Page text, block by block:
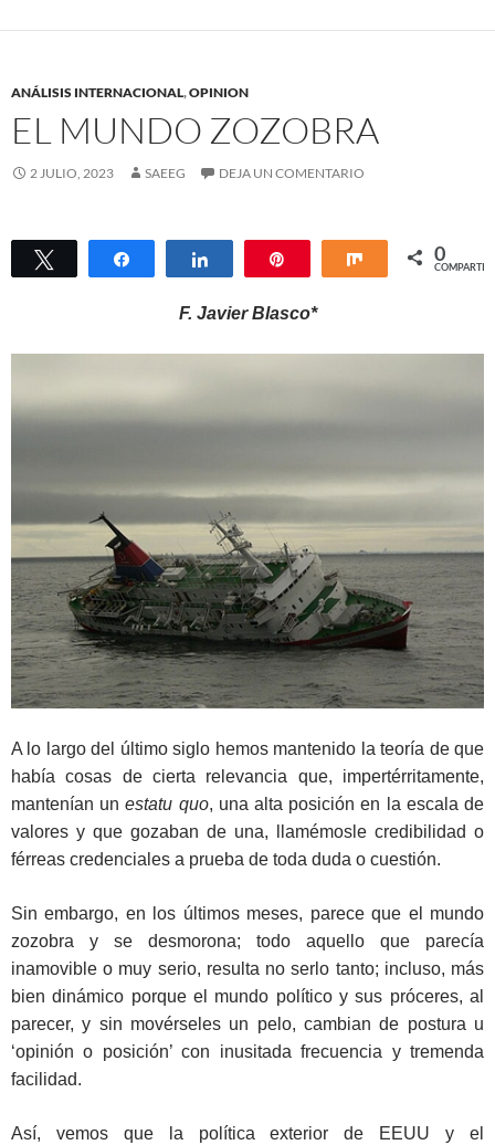
ANÁLISIS INTERNACIONAL,OPINION
EL MUNDO ZOZOBRA
2 JULIO, 2023 SAEEG DEJA UN COMENTARIO
Twittear Compartir Compartir Compartir
0
COMPARTIR
F. Javier Blasco*
A lo largo del último siglo hemos mantenido la teoría de que
había cosas de cierta relevancia que, impertérritamente,
mantenían unestatu quo, una alta posición en la escala de
valores y que gozaban de una, llamémosle credibilidad o
férreas credenciales a prueba de toda duda o cuestión.
Sin embargo, en los últimos meses, parece que el mundo
zozobra y se desmorona; todo aquello que parecía
inamovible o muy serio, resulta no serlo tanto; incluso, más
bien dinámico porque el mundo político y sus próceres, al
parecer, y sin movérseles un pelo, cambian de postura u
‘opinión o posición’ con inusitada frecuencia y tremenda
facilidad.
Así, vemos que la política exterior de EEUU y el